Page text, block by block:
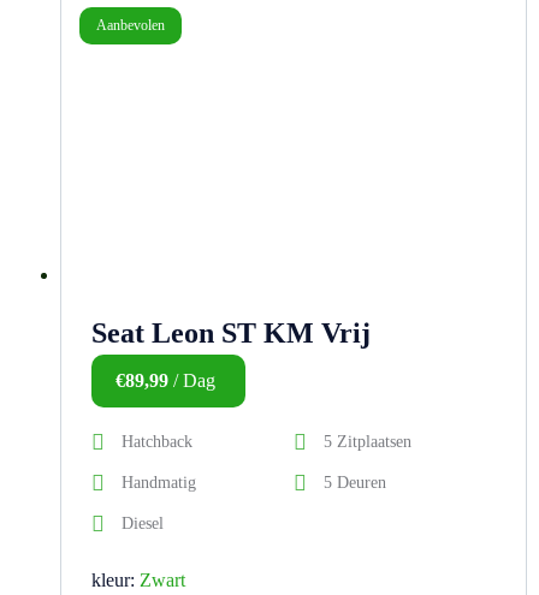
Aanbevolen
Seat Leon ST KM Vrij
€89,99 / Dag
Hatchback 5 Zitplaatsen
Handmatig 5 Deuren
Diesel
kleur: Zwart